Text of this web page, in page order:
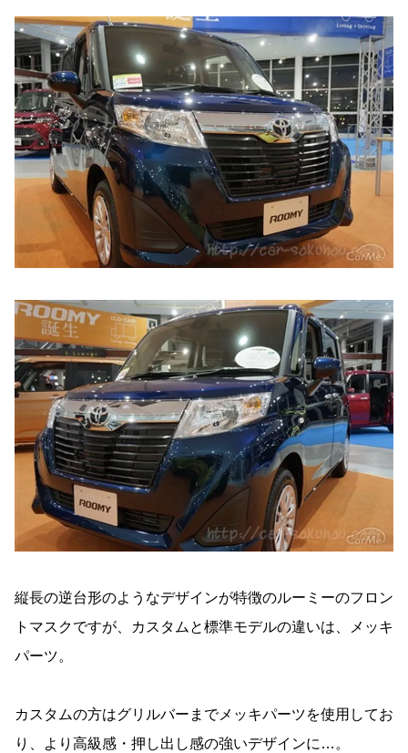
縦長の逆台形のようなデザインが特徴のルーミーのフロン
トマスクですが、カスタムと標準モデルの違いは、メッキ
パーツ。
カスタムの方はグリルバーまでメッキパーツを使用してお
り、より高級感・押し出し感の強いデザインに…。